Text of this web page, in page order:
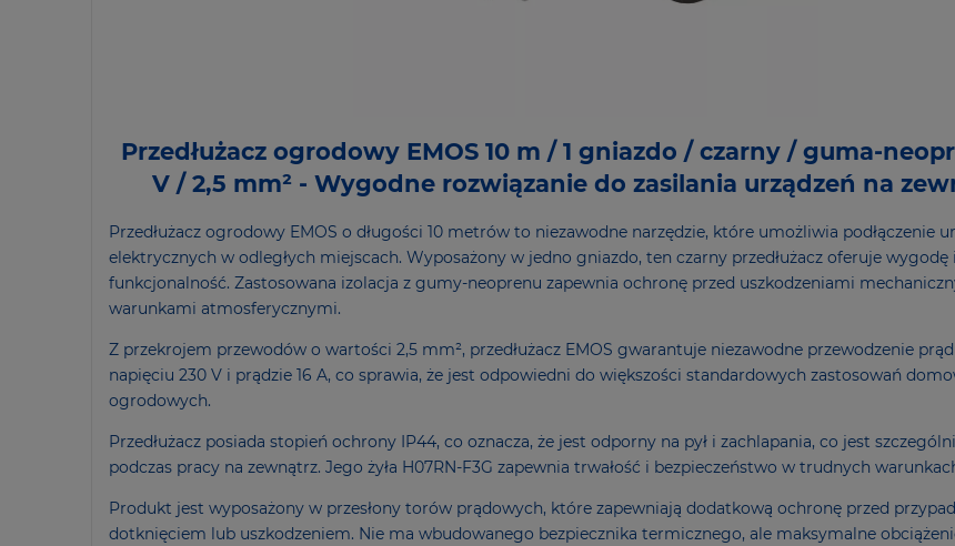
Przedłużacz ogrodowy EMOS 10 m / 1 gniazdo / czarny / guma-
V / 2,5 mm² - Wygodne rozwiązanie do zasilania urządzeń na
Przedłużacz ogrodowy EMOS o długości 10 metrów to niezawodne narzędzie, które umożliwia podłączenie
elektrycznych w odległych miejscach. Wyposażony w jedno gniazdo, ten czarny przedłużacz oferuje wygodę i
funkcjonalność. Zastosowana izolacja z gumy-neoprenu zapewnia ochronę przed uszkodzeniami
warunkami atmosferycznymi.
Z przekrojem przewodów o wartości 2,5 mm², przedłużacz EMOS gwarantuje niezawodne przewodzenie
napięciu 230 V i prądzie 16 A, co sprawia, że jest odpowiedni do większości standardowych zastosowań
ogrodowych.
Przedłużacz posiada stopień ochrony IP44, co oznacza, że jest odporny na pył i zachlapania, co jest
podczas pracy na zewnątrz. Jego żyła H07RN-F3G zapewnia trwałość i bezpieczeństwo w trudnych
Produkt jest wyposażony w przesłony torów prądowych, które zapewniają dodatkową ochronę przed
dotknięciem lub uszkodzeniem. Nie ma wbudowanego bezpiecznika termicznego, ale maksymalne